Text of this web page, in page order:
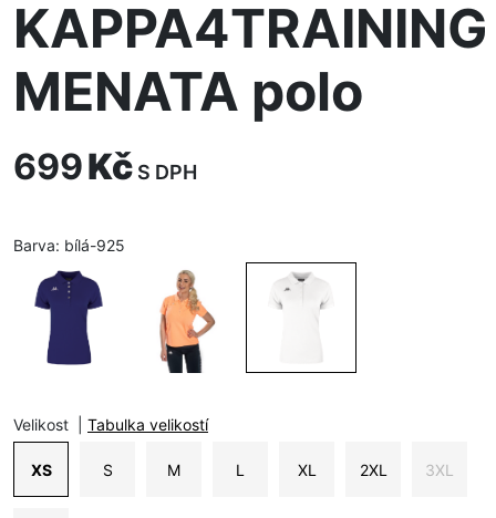
KAPPA4TRAINING
MENATA polo
699Kč S DPH
Barva: bílá-925
Velikost Tabulka velikostí
XS S M L XL 2XL 3XL